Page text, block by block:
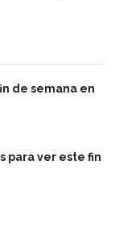
de semana en
para ver este fin